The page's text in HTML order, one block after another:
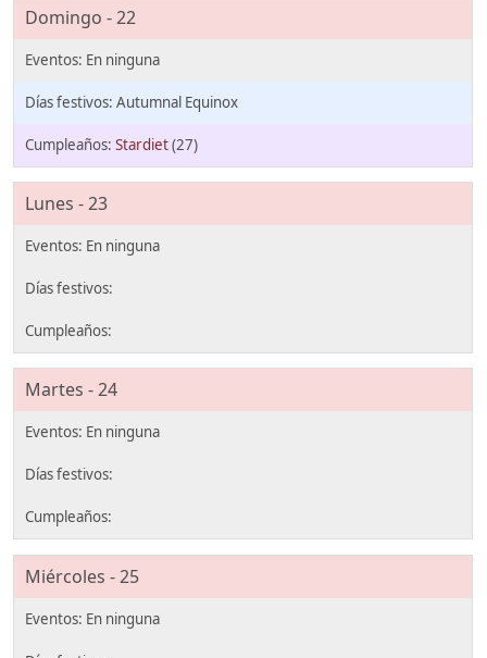
Domingo - 22
Autumnal Equinox
Stardiet(27)
Lunes - 23
Martes - 24
Miércoles - 25